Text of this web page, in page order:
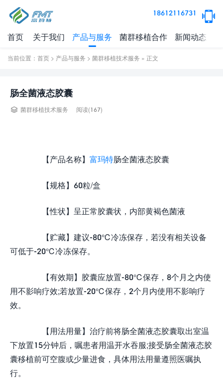
18612116731
首页 关于我们 产品与服务 菌群移植合作 新闻动态
当前位置： 首页 > 产品与服务 > 菌群移植技术服务 » 正文
肠全菌液态胶囊
菌群移植技术服务 阅读(167)
【产品名称】 富玛特肠全菌液态胶囊
【规格】60粒/盒
【性状】呈正常胶囊状，内部黄褐色菌液
【贮藏】建议-80℃冷冻保存，若没有相关设备
可低于-20℃冷冻保存。
【有效期】胶囊应放置-80℃保存，8个月之内使
用不影响疗效;若放置-20℃保存，2个月内使用不影响疗
效。
【用法用量】治疗前将肠全菌液态胶囊取出室温
下放置15分钟后，嘱患者用温开水吞服;接受肠全菌液态胶
囊移植前可空腹或少量进食，具体用法用量遵照医嘱执
行。